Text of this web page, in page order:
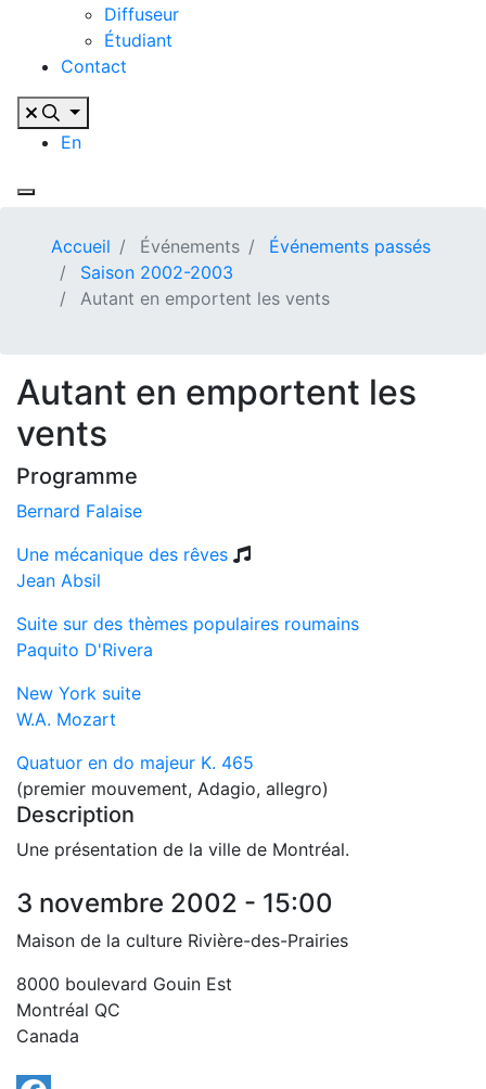
Diffuseur
Étudiant
Contact
En
Accueil Événements
Événements passés
Saison 2002-2003
Autant en emportent les vents
Autant en emportent les
vents
Programme
Bernard Falaise
Une mécanique des rêves
Jean Absil
Suite sur des thèmes populaires roumains
Paquito D'Rivera
New York suite
W.A. Mozart
Quatuor en do majeur K. 465
(premier mouvement, Adagio, allegro)
Description
Une présentation de la ville de Montréal.
3 novembre 2002 - 15:00
Maison de la culture Rivière-des-Prairies
8000 boulevard Gouin Est
Montréal QC
Canada